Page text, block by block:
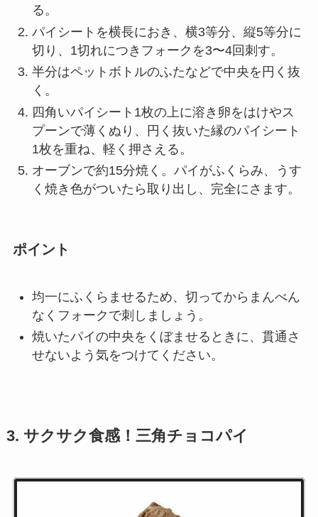
る。
パイシートを横長におき、横3等分、縦5等分に
切り、1切れにつきフォークを3〜4回刺す。
半分はペットボトルのふたなどで中央を円く抜
く。
四角いパイシート1枚の上に溶き卵をはけやス
プーンで薄くぬり、円く抜いた縁のパイシート
1枚を重ね、軽く押さえる。
オーブンで約15分焼く。パイがふくらみ、うす
く焼き色がついたら取り出し、完全にさます。
ポイント
均一にふくらませるため、切ってからまんべん
なくフォークで刺しましょう。
焼いたパイの中央をくぼませるときに、貫通さ
せないよう気をつけてください。
3. サクサク食感！三角チョコパイ